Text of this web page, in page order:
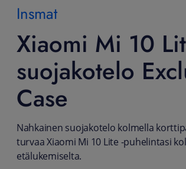
Insmat
Xiaomi Mi 10
suojakotelo
Case
Nahkainen suojakotelo kolmella
turvaa Xiaomi Mi 10 Lite -puhelintasi
etälukemiselta.